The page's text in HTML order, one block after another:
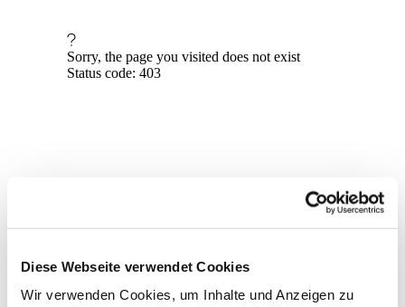
Diese Webseite verwendet Cookies
Wir verwenden Cookies, um Inhalte und Anzeigen zu